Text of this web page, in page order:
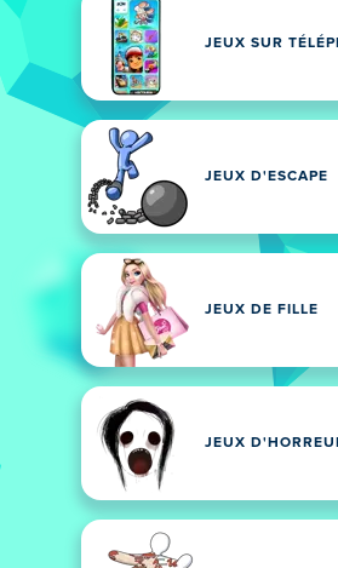
JEUX SUR
JEUX D'ESCAPE
JEUX DE FILLE
JEUX